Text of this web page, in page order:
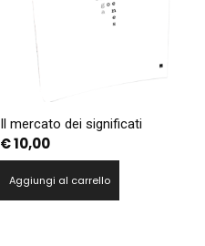
Il mercato dei significati
€10,00
Aggiungi al carrello